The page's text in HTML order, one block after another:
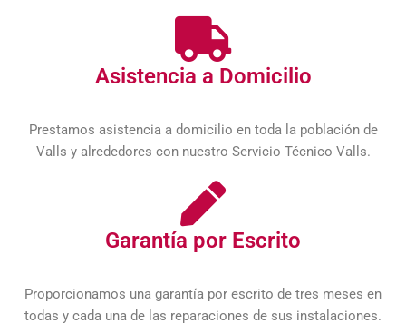
Asistencia a Domicilio
Prestamos asistencia a domicilio en toda la población de
Valls y alrededores con nuestro Servicio Técnico Valls.
Garantía por Escrito
Proporcionamos una garantía por escrito de tres meses en
todas y cada una de las reparaciones de sus instalaciones.